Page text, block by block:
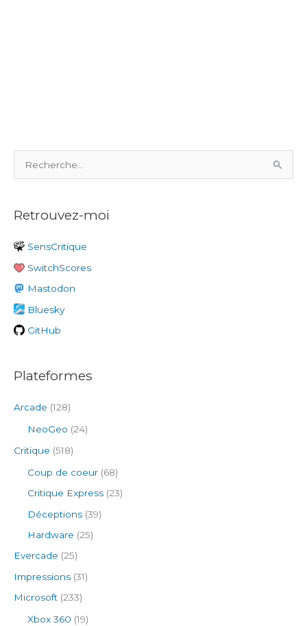
e
h
r
c
h
e
r
Retrouvez-moi
SensCritique
SwitchScores
Mastodon
Bluesky
GitHub
Plateformes
Arcade (128)
NeoGeo (24)
Critique (518)
Coup de coeur (68)
Critique Express (23)
Déceptions (39)
Hardware (25)
Evercade (25)
Impressions (31)
Microsoft (233)
Xbox 360 (19)